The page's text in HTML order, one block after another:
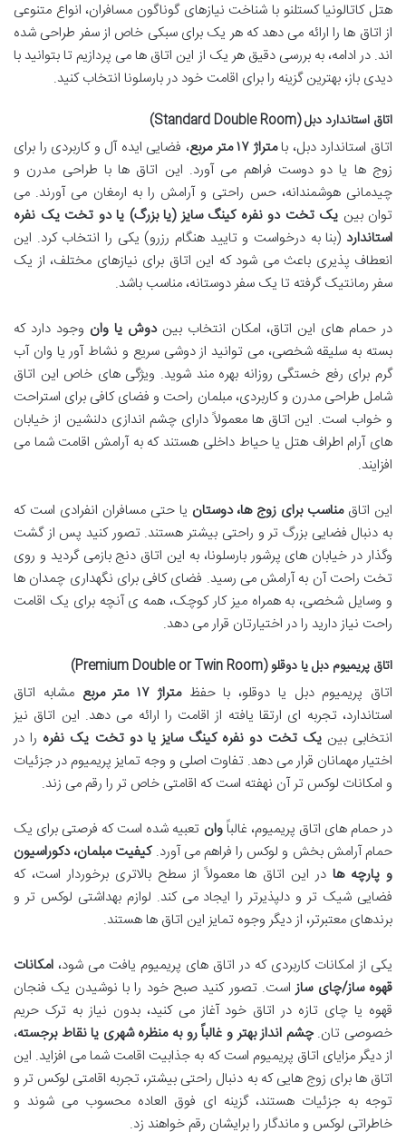
هتل کاتالونیا کستلنو با شناخت نیازهای گوناگون مسافران، انواع متنوعی
از اتاق ها را ارائه می دهد که هر یک برای سبکی خاص از سفر طراحی شده
اند. در ادامه، به بررسی دقیق هر یک از این اتاق ها می پردازیم تا بتوانید با
دیدی باز، بهترین گزینه را برای اقامت خود در بارسلونا انتخاب کنید.
اتاق استاندارد دبل (Standard Double Room)
اتاق استاندارد دبل، بامتراژ ۱۷ متر مربع
، فضایی ایده آل و کاربردی را برای
زوج ها یا دو دوست فراهم می آورد. این اتاق ها با طراحی مدرن و
چیدمانی هوشمندانه، حس راحتی و آرامش را به ارمغان می آورند. می
توان بین یک تخت دو نفره کینگ سایز (یا بزرگ) یا دو تخت یک نفره
استاندارد (بنا به درخواست و تایید هنگام رزرو) یکی را انتخاب کرد. این
انعطاف پذیری باعث می شود که این اتاق برای نیازهای مختلف، از یک
سفر رمانتیک گرفته تا یک سفر دوستانه، مناسب باشد.
در حمام های این اتاق، امکان انتخاب بیندوش یا وان وجود دارد که
بسته به سلیقه شخصی، می توانید از دوشی سریع و نشاط آور یا وان آب
گرم برای رفع خستگی روزانه بهره مند شوید. ویژگی های خاص این اتاق
شامل طراحی مدرن و کاربردی، مبلمان راحت و فضای کافی برای استراحت
و خواب است. این اتاق ها معمولاً دارای چشم اندازی دلنشین از خیابان
های آرام اطراف هتل یا حیاط داخلی هستند که به آرامش اقامت شما می
افزایند.
این اتاقمناسب برای زوج ها، دوستان یا حتی مسافران انفرادی است که
به دنبال فضایی بزرگ تر و راحتی بیشتر هستند. تصور کنید پس از گشت
وگذار در خیابان های پرشور بارسلونا، به این اتاق دنج بازمی گردید و روی
تخت راحت آن به آرامش می رسید. فضای کافی برای نگهداری چمدان ها
و وسایل شخصی، به همراه میز کار کوچک، همه ی آنچه برای یک اقامت
راحت نیاز دارید را در اختیارتان قرار می دهد.
اتاق پریمیوم دبل یا دوقلو (Premium Double or Twin Room)
اتاق پریمیوم دبل یا دوقلو، با حفظمتراژ ۱۷ متر مربع
مشابه اتاق
استاندارد، تجربه ای ارتقا یافته از اقامت را ارائه می دهد. این اتاق نیز
انتخابی بینیک تخت دو نفره کینگ سایز یا دو تخت یک نفره را در
اختیار مهمانان قرار می دهد. تفاوت اصلی و وجه تمایز پریمیوم در جزئیات
و امکانات لوکس تر آن نهفته است که اقامتی خاص تر را رقم می زند.
در حمام های اتاق پریمیوم، غالباًوان تعبیه شده است که فرصتی برای یک
حمام آرامش بخش و لوکس را فراهم می آورد.کیفیت مبلمان، دکوراسیون
و پارچه هادر این اتاق ها معمولاً از سطح بالاتری برخوردار است، که
فضایی شیک تر و دلپذیرتر را ایجاد می کند. لوازم بهداشتی لوکس تر و
برندهای معتبرتر، از دیگر وجوه تمایز این اتاق ها هستند.
یکی از امکانات کاربردی که در اتاق های پریمیوم یافت می شود، امکانات
قهوه ساز/چای سازاست. تصور کنید صبح خود را با نوشیدن یک فنجان
قهوه یا چای تازه در اتاق خود آغاز می کنید، بدون نیاز به ترک حریم
خصوصی تان.چشم انداز بهتر و غالباً رو به منظره شهری یا نقاط برجسته،
از دیگر مزایای اتاق پریمیوم است که به جذابیت اقامت شما می افزاید. این
اتاق ها برای زوج هایی که به دنبال راحتی بیشتر، تجربه اقامتی لوکس تر و
توجه به جزئیات هستند، گزینه ای فوق العاده محسوب می شوند و
خاطراتی لوکس و ماندگار را برایشان رقم خواهند زد.